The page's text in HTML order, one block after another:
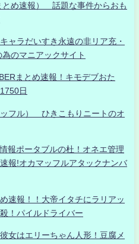
とめ速報） 話題な事件からおも
ャラだいすき永遠の非リア充・
のマニアックサイト
まとめ速報！キモデブおた
日
フル） ひきこもりニートのオ
報ポータブルの杜！オネエ管理
報!オカマッフルアタックナンバ
速報！！大帝イタチにラリアッ
！パイルドライバー
女はエリーちゃん人形！豆腐メ